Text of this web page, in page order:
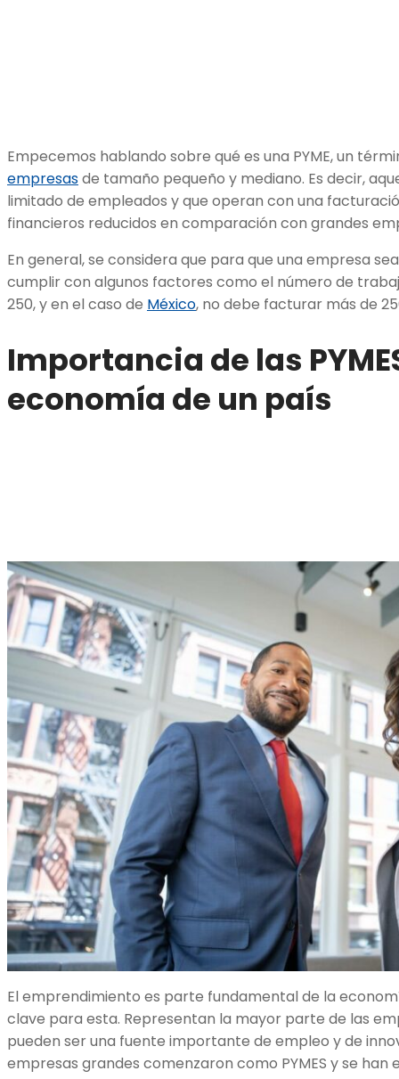
Empecemos hablando sobre qué es una PYME, un
empresasde tamaño pequeño y mediano. Es decir,
limitado de empleados y que operan con una
financieros reducidos en comparación con grandes
En general, se considera que para que una empresa
cumplir con algunos factores como el número de
250, y en el caso de México, no debe facturar más de
Importancia de las
economía de un país
El emprendimiento es parte fundamental de la
clave para esta. Representan la mayor parte de las
pueden ser una fuente importante de empleo y de
empresas grandes comenzaron como PYMES y se han